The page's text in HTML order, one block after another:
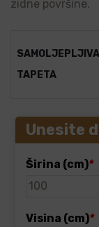
zidne površine.
SAMOLJEPLJIVA
TAPETA
Unesite
Širina (cm)*
Visina (cm)*